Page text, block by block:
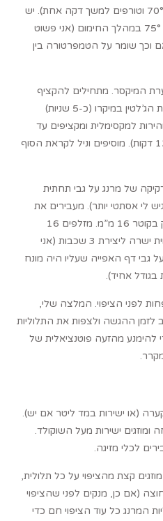
מביאים את הטמפרטורה ל-70° וטורפים למשך דקה אחת). יש
לוודא שהטמפרטורה לא עוברת 75° במהלך החימום (אני פשוט
שומר על הטמפרטורה בין
המיקסר. מתחילים להקציף
במהירות נמוכה. ממיסים את מסת הג’לטין במיקרו (כ-5 שניות)
למקסימלית ומקציפים עד
לקבלת מרנג יציב ומבריק (12-15 דקות). מוסיפים וניל לקראת הסוף
של מרנג על גבי תחתית
לי אסתטי יותר). מעבירים את
המרנג לשק זילוף עם צנטר חלק בקוטר 16 מ”מ. מזלפים 16
תלוליות מרנג (4 בכל שורה) בזווית ישרה ליצירת 3 שכבות (אני
גבי דף האפייה שעליו היה מונח
בגודל אחיד).
לפני הציפוי. המלצה שלי,
לזמן ההגשה ולצפות את התלוליות
מהזעה פוטנציאלית של
(או ישירות במד ליטר אם יש).
ישירות מעל השוקולד.
לכלי מזיגה.
קצת מהציפוי על כל תלולית,
(אם כן, מנקים לפני שהציפוי
המרנג כל עוד הציפוי חם כדי